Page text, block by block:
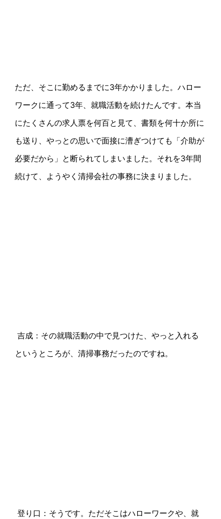
ただ、そこに勤めるまでに3年かかりました。ハロー
ワークに通って3年、就職活動を続けたんです。本当
にたくさんの求人票を何百と見て、書類を何十か所に
も送り、やっとの思いで面接に漕ぎつけても「介助が
必要だから」と断られてしまいました。それを3年間
続けて、ようやく清掃会社の事務に決まりました。
吉成：その就職活動の中で見つけた、やっと入れる
というところが、清掃事務だったのですね。
登り口：そうです。ただそこはハローワークや、就